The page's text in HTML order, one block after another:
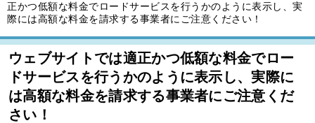
正かつ低額な料金でロードサービスを行うかのように表示し、実
際には高額な料金を請求する事業者にご注意ください！
ウェブサイトでは適正かつ低額な料金でロー
ドサービスを行うかのように表示し、実際に
は高額な料金を請求する事業者にご注意くだ
さい！